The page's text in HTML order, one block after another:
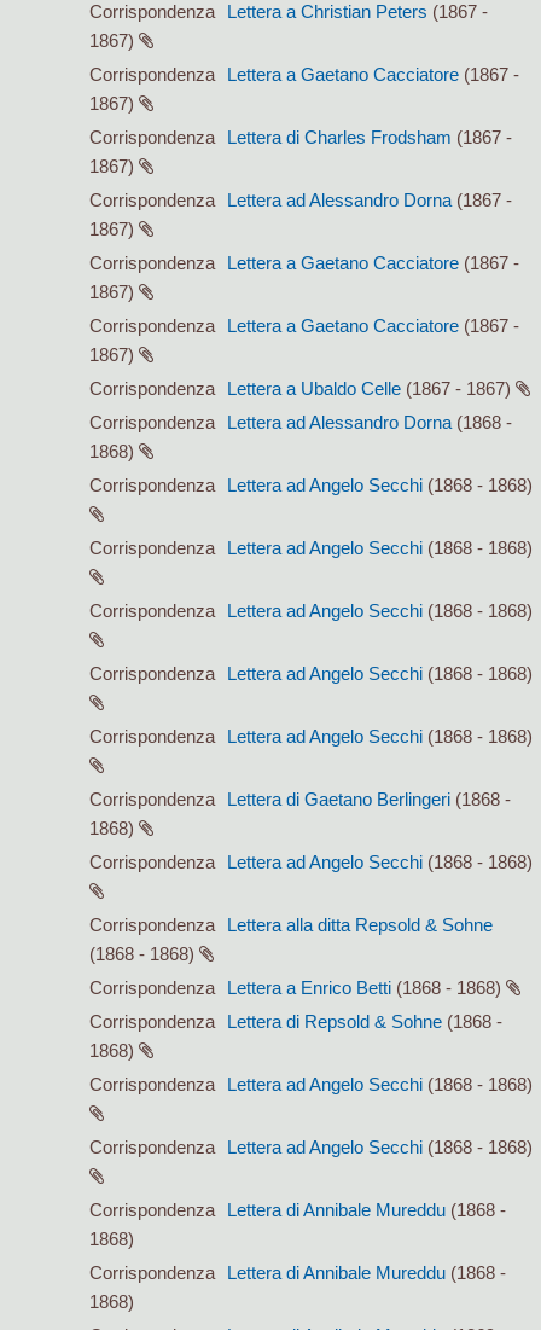
Corrispondenza
Lettera a Christian Peters (1867 -
1867)
Corrispondenza
Lettera a Gaetano Cacciatore (1867 -
1867)
Corrispondenza
Lettera di Charles Frodsham (1867 -
1867)
Corrispondenza
Lettera ad Alessandro Dorna (1867 -
1867)
Corrispondenza
Lettera a Gaetano Cacciatore (1867 -
1867)
Corrispondenza
Lettera a Gaetano Cacciatore (1867 -
1867)
Corrispondenza
Lettera a Ubaldo Celle (1867 - 1867)
Corrispondenza
Lettera ad Alessandro Dorna (1868 -
1868)
Corrispondenza
Lettera ad Angelo Secchi (1868 - 1868)
Corrispondenza Lettera ad Angelo Secchi (1868 - 1868)
Corrispondenza Lettera ad Angelo Secchi (1868 - 1868)
Corrispondenza Lettera ad Angelo Secchi (1868 - 1868)
Corrispondenza Lettera ad Angelo Secchi (1868 - 1868)
Corrispondenza Lettera di Gaetano Berlingeri (1868 -
1868)
Corrispondenza
Lettera ad Angelo Secchi (1868 - 1868)
Corrispondenza
Lettera alla ditta Repsold & Sohne
(1868 - 1868)
Corrispondenza
Lettera a Enrico Betti (1868 - 1868)
Corrispondenza
Lettera di Repsold & Sohne (1868 -
1868)
Corrispondenza
Lettera ad Angelo Secchi (1868 - 1868)
Corrispondenza Lettera ad Angelo Secchi (1868 - 1868)
Corrispondenza Lettera di Annibale Mureddu (1868 -
1868)
Corrispondenza
Lettera di Annibale Mureddu (1868 -
1868)